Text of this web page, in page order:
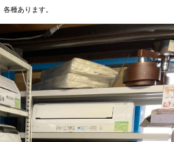
種あります。